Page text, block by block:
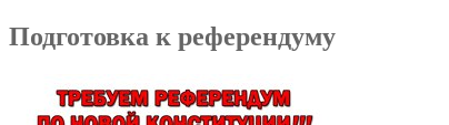
Подготовка к референдуму